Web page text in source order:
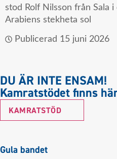
stod Rolf Nilsson från Sala
Arabiens stekheta sol
Publicerad 15 juni 2026
DU ÄR INTE ENSAM!
Kamratstödet finns
KAMRATSTÖD
Gula bandet